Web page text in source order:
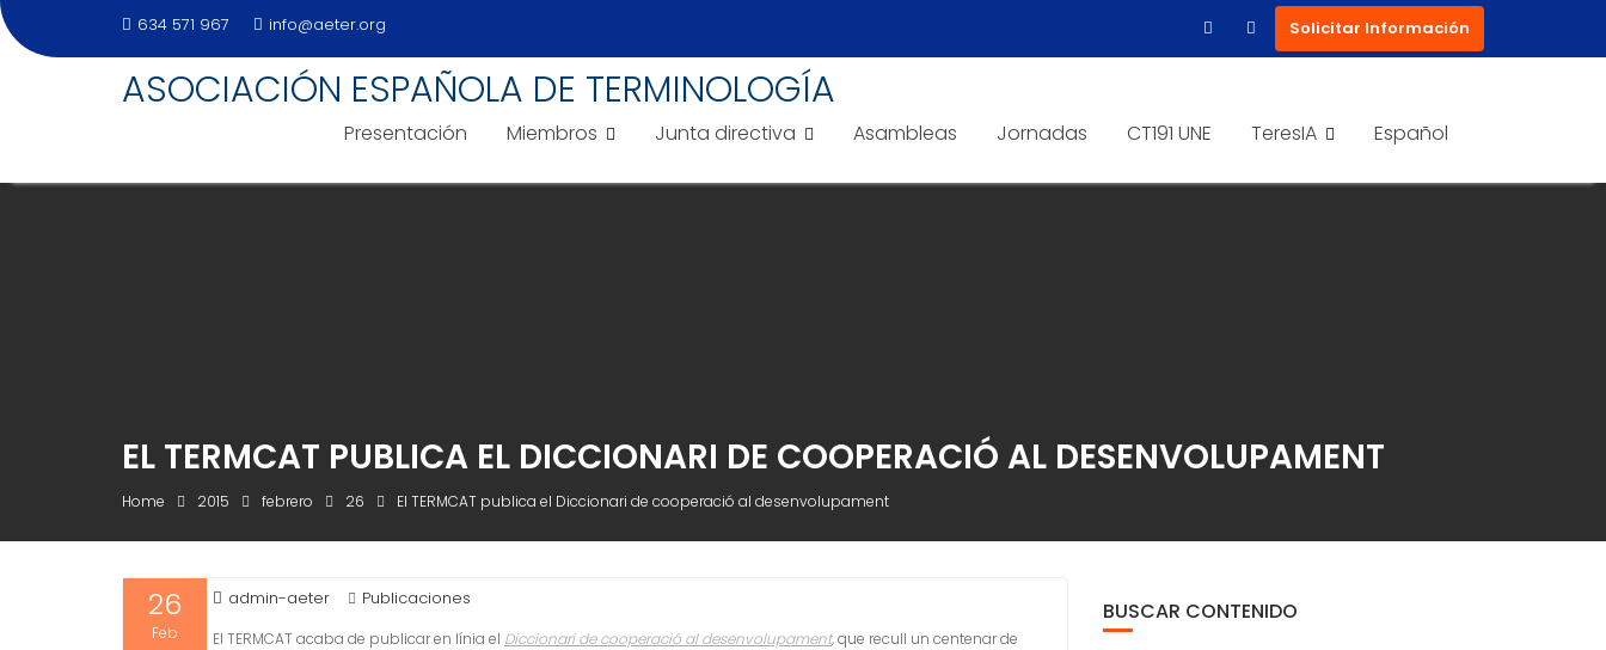
634 571 967 info@aeter.org Solicitar Información
ASOCIACIÓN ESPAÑOLA DE TERMINOLOGÍA
Presentación Miembros Junta directiva Asambleas Jornadas CT191 UNE TeresIA Español
EL TERMCAT PUBLICA EL DICCIONARI DE COOPERACIÓ AL DESENVOLUPAMENT
Home 2015 febrero 26 El TERMCAT publica el Diccionari de cooperació al desenvolupament
26
Feb
admin-aeter Publicaciones
El TERMCAT acaba de publicar en línia el Diccionari de cooperació al desenvolupament,que recull un centenar de
BUSCAR CONTENIDO